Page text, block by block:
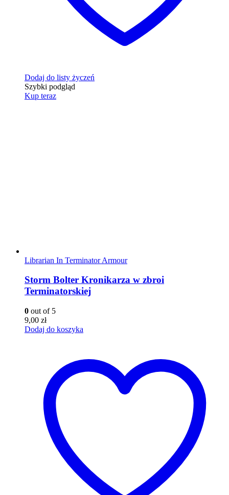
Dodaj do listy życzeń
Szybki podgląd
Kup teraz
Librarian In Terminator Armour
Storm Bolter Kronikarza w zbroi
Terminatorskiej
0 out of 5
9,00 zł
Dodaj do koszyka